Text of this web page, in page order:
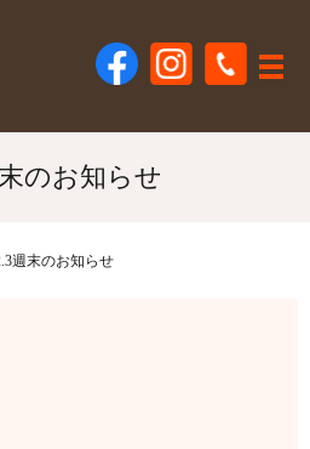
メ
のお知らせ
週末のお知らせ